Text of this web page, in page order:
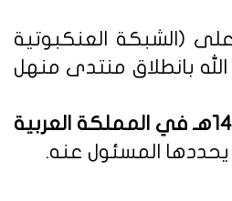
(الشبكة العنكبوتية
بانطلاق منتدى منهل
لوائح وأنظمة اللائحة التنفيذية للنشر الإلكتروني 1438هـ في المملكة العربية
المسئول عنه.